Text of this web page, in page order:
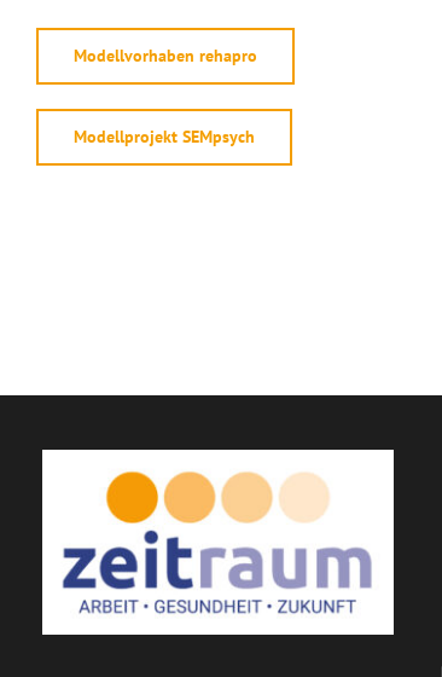
Modellvorhaben rehapro
Modellprojekt SEMpsych